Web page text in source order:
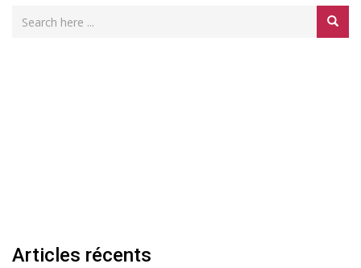
Articles récents